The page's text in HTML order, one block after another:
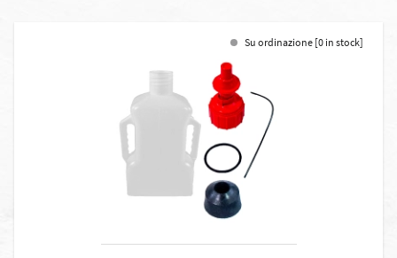
Su ordinazione [0 in stock]